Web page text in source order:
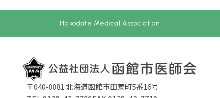
Hakodate Medical Association
〒040-0081 北海道函館市田家町5番16号